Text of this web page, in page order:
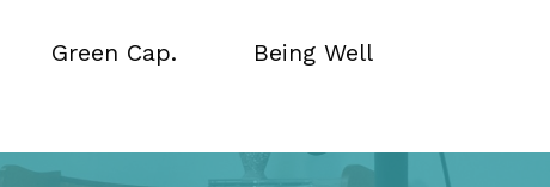
Green Cap.
Being Well